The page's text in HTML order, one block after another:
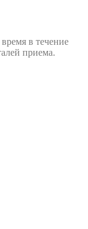
в течение
приема.